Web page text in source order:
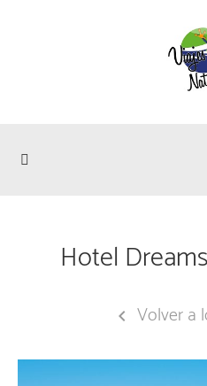
Hotel
 Volver a